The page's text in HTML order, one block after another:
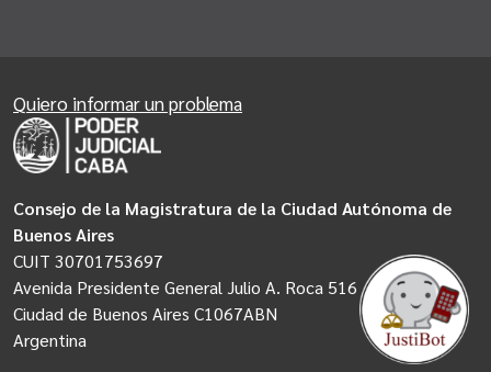
Consejo de la Magistratura de la Ciudad Autónoma de
Buenos Aires
CUIT 30701753697
Avenida Presidente General Julio A. Roca 516
Ciudad de Buenos Aires C1067ABN
Argentina
Quiero informar un problema